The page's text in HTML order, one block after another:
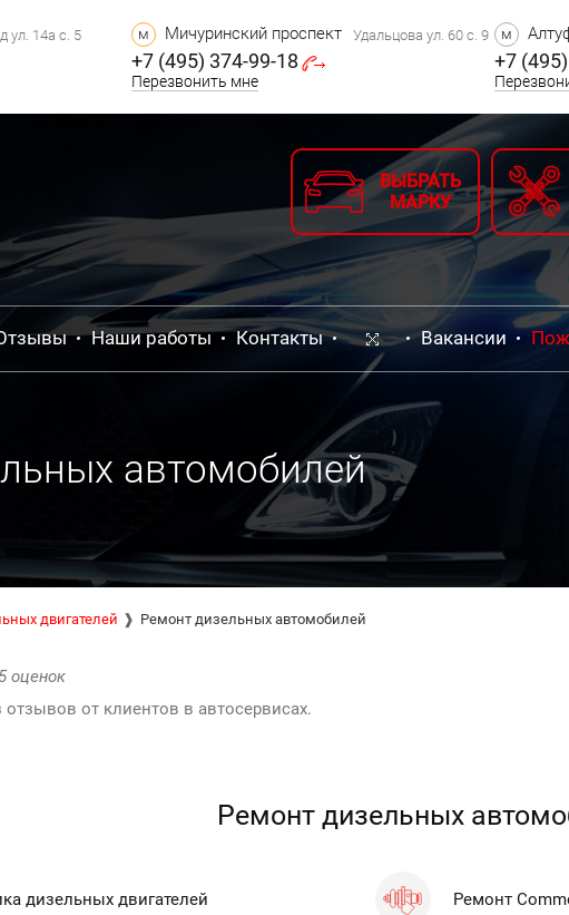
ул. 14а с. 5 м Мичуринский проспект Удальцова ул. 60 с. 9
+7 (495) 374-99-18
Перезвонить мне
м
+7
ВЫБРАТЬ
МАРКУ
Наши работы Контакты Вакансии
автомобилей
двигателей Ремонт дизельных автомобилей
оценок
отзывов от клиентов в автосервисах.
Ремонт дизельных
дизельных двигателей Ремонт